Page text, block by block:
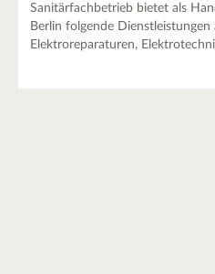
Sanitärfachbetrieb bietet als
Berlin folgende
Elektroreparaturen,